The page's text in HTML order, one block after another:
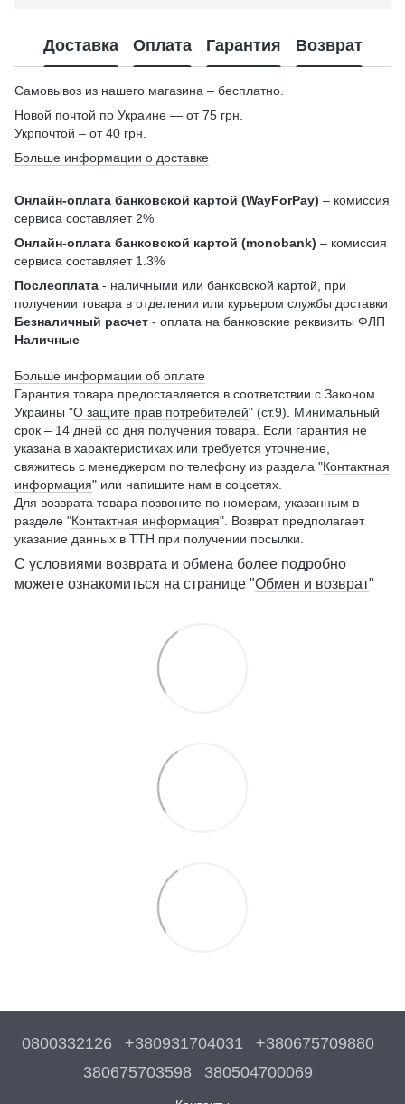
Доставка Оплата Гарантия Возврат
Самовывоз из нашего магазина – бесплатно.
Новой почтой по Украине — от 75 грн.
Укрпочтой – от 40 грн.
Больше информации о доставке
Онлайн-оплата банковской картой (WayForPay) – комиссия
сервиса составляет 2%
Онлайн-оплата банковской картой (monobank) – комиссия
сервиса составляет 1.3%
Послеоплата - наличными или банковской картой, при
получении товара в отделении или курьером службы доставки
Безналичный расчет - оплата на банковские реквизиты ФЛП
Наличные
Больше информации об оплате
Гарантия товара предоставляется в соответствии с Законом
Украины "О защите прав потребителей" (ст.9). Минимальный
срок – 14 дней со дня получения товара. Если гарантия не
указана в характеристиках или требуется уточнение,
свяжитесь с менеджером по телефону из раздела "Контактная
информация" или напишите нам в соцсетях.
Для возврата товара позвоните по номерам, указанным в
разделе "Контактная информация". Возврат предполагает
указание данных в ТТН при получении посылки.
С условиями возврата и обмена более подробно
можете ознакомиться на странице "Обмен и возврат"
0800332126 +380931704031
+380675709880
380675703598
380504700069